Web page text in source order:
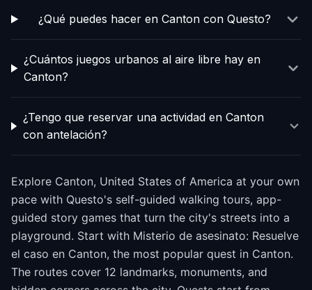
¿Qué puedes hacer en Canton con Questo?
¿Cuántos juegos urbanos al aire libre hay en
Canton?
¿Tengo que reservar una actividad en Canton
con antelación?
Explore Canton, United States of America at your own
pace with Questo's self-guided walking tours, app-
guided story games that turn the city's streets into a
playground. Start with Misterio de asesinato: Resuelve
el caso en Canton, the most popular quest in Canton.
The routes cover 12 landmarks, monuments, and